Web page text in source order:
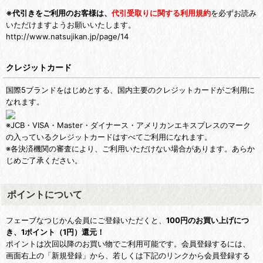
※代引きをご利用のお客様は、 代引受取りに関する利用規約を必ずお読み
いただけますようお願いいたします。
http://www.natsujikan.jp/page/14
クレジットカード
国際5ブランドをはじめとする、国内主要のクレジットカードがご利用に
なれます。
※JCB・VISA・Master・ダイナース・アメリカンエキスプレスのマーク
の入っているクレジットカードはすべてご利用になれます。
※各決済機関の審査により、ご利用いただけない場合があります。あらか
じめご了承ください。
ポイントについて
フェーブなつじかん会員にご登録いただくと、 100円のお買い上げにつ
き、1ポイント（1円）還元！
ポイントは次回以降のお買い物でご利用可能です。会員登録するには、
画面右上の「新規登録」から、若しくは下記のリンクから会員登録する